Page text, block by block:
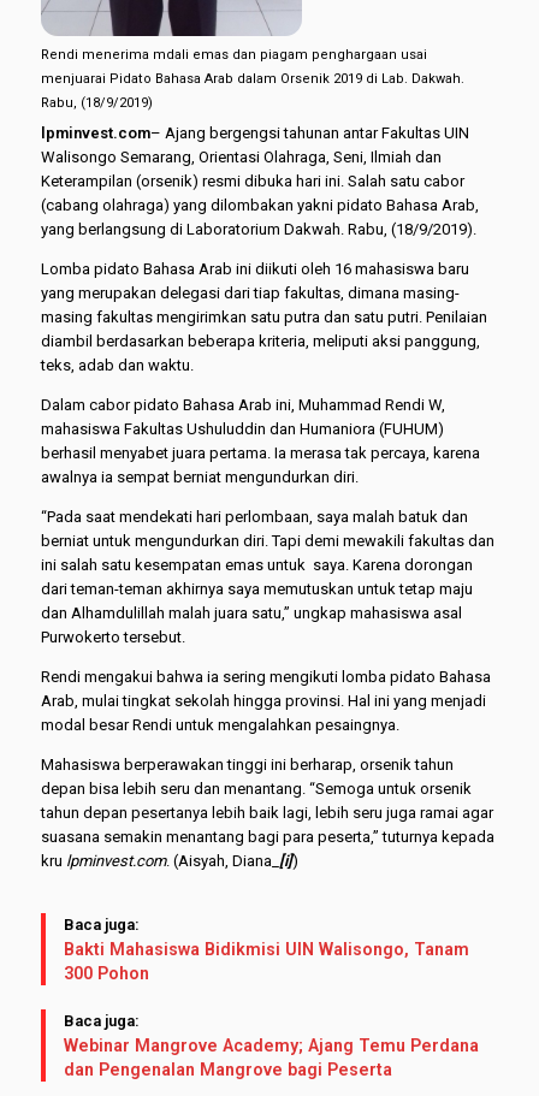
Rendi menerima mdali emas dan piagam penghargaan usai
menjuarai Pidato Bahasa Arab dalam Orsenik 2019 di Lab. Dakwah.
Rabu, (18/9/2019)
lpminvest.com– Ajang bergengsi tahunan antar Fakultas UIN
Walisongo Semarang, Orientasi Olahraga, Seni, Ilmiah dan
Keterampilan (orsenik) resmi dibuka hari ini. Salah satu cabor
(cabang olahraga) yang dilombakan yakni pidato Bahasa Arab,
yang berlangsung di Laboratorium Dakwah. Rabu, (18/9/2019).
Lomba pidato Bahasa Arab ini diikuti oleh 16 mahasiswa baru
yang merupakan delegasi dari tiap fakultas, dimana masing-
masing fakultas mengirimkan satu putra dan satu putri. Penilaian
diambil berdasarkan beberapa kriteria, meliputi aksi panggung,
teks, adab dan waktu.
Dalam cabor pidato Bahasa Arab ini, Muhammad Rendi W,
mahasiswa Fakultas Ushuluddin dan Humaniora (FUHUM)
berhasil menyabet juara pertama. Ia merasa tak percaya, karena
awalnya ia sempat berniat mengundurkan diri.
“Pada saat mendekati hari perlombaan, saya malah batuk dan
berniat untuk mengundurkan diri. Tapi demi mewakili fakultas dan
ini salah satu kesempatan emas untuk saya. Karena dorongan
dari teman-teman akhirnya saya memutuskan untuk tetap maju
dan Alhamdulillah malah juara satu,” ungkap mahasiswa asal
Purwokerto tersebut.
Rendi mengakui bahwa ia sering mengikuti lomba pidato Bahasa
Arab, mulai tingkat sekolah hingga provinsi. Hal ini yang menjadi
modal besar Rendi untuk mengalahkan pesaingnya.
Mahasiswa berperawakan tinggi ini berharap, orsenik tahun
depan bisa lebih seru dan menantang. “Semoga untuk orsenik
tahun depan pesertanya lebih baik lagi, lebih seru juga ramai agar
suasana semakin menantang bagi para peserta,” tuturnya kepada
kru lpminvest.com. (Aisyah, Diana_ [i])
Baca juga:
Bakti Mahasiswa Bidikmisi UIN Walisongo, Tanam
300 Pohon
Baca juga:
Webinar Mangrove Academy; Ajang Temu Perdana
dan Pengenalan Mangrove bagi Peserta